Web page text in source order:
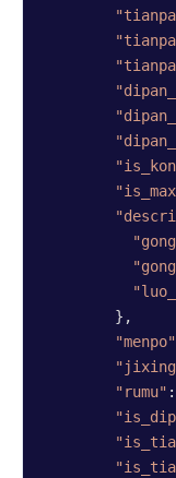
        },
"menpo"
"rumu" :